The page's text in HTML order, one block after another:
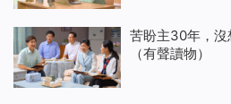
苦盼主30年，
（有聲讀物）